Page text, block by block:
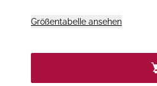
Größentabelle ansehen